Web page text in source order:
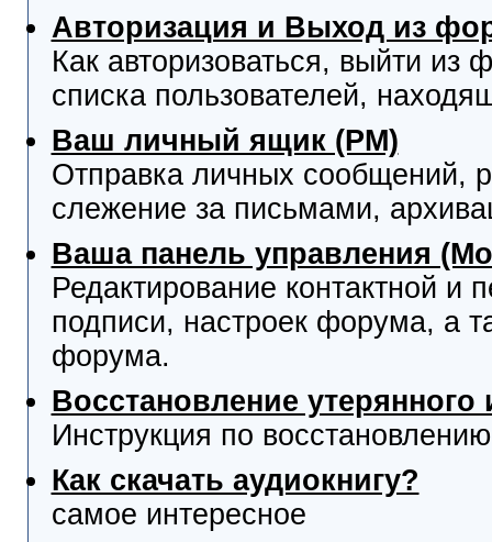
Авторизация и Выход из
Как авторизоваться, выйти из
списка пользователей,
Ваш личный ящик (PM)
Отправка личных сообщений,
слежение за письмами,
Ваша панель управления
Редактирование контактной
подписи, настроек форума, а
форума.
Восстановление
Инструкция по
Как скачать аудиокнигу?
самое интересное